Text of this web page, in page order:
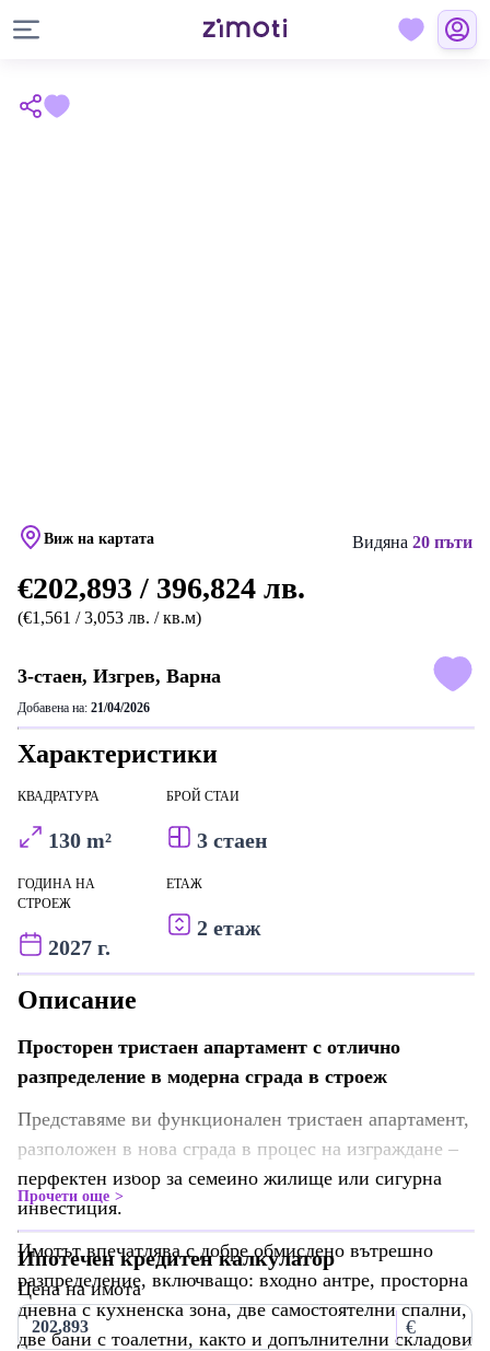
Виж на картата Видяна 20 пъти
€202,893 / 396,824 лв.
(€1,561 / 3,053 лв. / кв.м)
3-стаен, Изгрев, Варна
Добавена на: 21/04/2026
Характеристики
КВАДРАТУРА
130 m²
БРОЙ СТАИ
3 стаен
ГОДИНА НА
СТРОЕЖ
2027 г.
ЕТАЖ
2 етаж
Описание
Просторен тристаен апартамент с отлично
разпределение в модерна сграда в строеж
Представяме ви функционален тристаен апартамент,
разположен в нова сграда в процес на изграждане –
перфектен избор за семейно жилище или сигурна
инвестиция.
Имотът впечатлява с добре обмислено вътрешно
разпределение, включващо: входно антре, просторна
дневна с кухненска зона, две самостоятелни спални,
две бани с тоалетни, както и допълнителни складови
Прочети още
Ипотечен кредитен калкулатор
Цена на имота
€